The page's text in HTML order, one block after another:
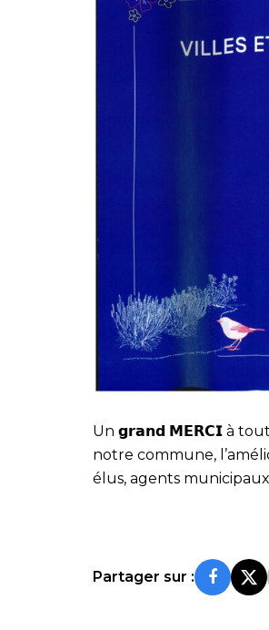
Un 𝗴𝗿𝗮𝗻𝗱 𝗠𝗘𝗥𝗖𝗜 à
notre commune,
élus, agents
Partager sur :